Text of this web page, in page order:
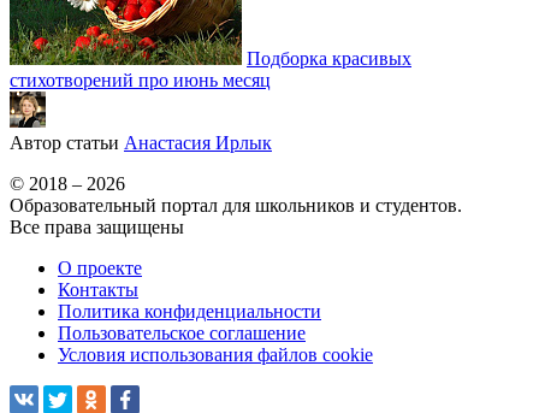
Подборка красивых
стихотворений про июнь месяц
Автор статьи Анастасия Ирлык
© 2018 – 2026
Образовательный портал для школьников и студентов.
Все права защищены
О проекте
Контакты
Политика конфиденциальности
Пользовательское соглашение
Условия использования файлов cookie